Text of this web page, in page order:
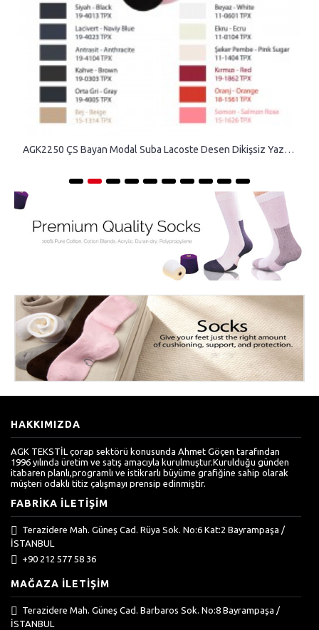
AGK2250 ÇS Bayan Modal Suba Lacoste Desen Dikişsiz Yazlık Çetik Çorap
HAKKIMIZDA
AGK TEKSTİL çorap sektörü konusunda Ahmet Göçen tarafından
1996 yılında üretim ve satış amacıyla kurulmuştur.Kurulduğu günden
itabaren planlı,programlı ve istikrarlı büyüme grafiğine sahip olarak
müşteri odaklı titiz çalışmayı prensip edinmiştir.
FABRIKA İLETIŞIM
Terazidere Mah. Güneş Cad. Rüya Sok. No:6 Kat:2 Bayrampaşa /
İSTANBUL
+90 212 577 58 36
MAĞAZA İLETIŞIM
Terazidere Mah. Güneş Cad. Barbaros Sok. No:8 Bayrampaşa /
İSTANBUL